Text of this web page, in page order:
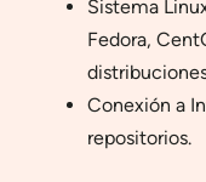
Sistema
Fedora,
Conexión a
repositorios.